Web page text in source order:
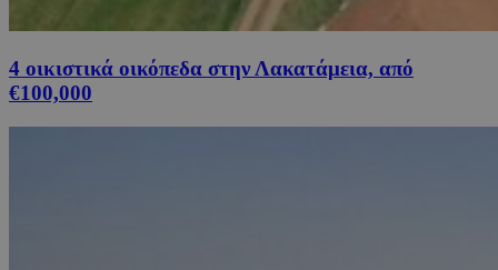
4 οικιστικά οικόπεδα στην Λακατάμεια, από
€100,000